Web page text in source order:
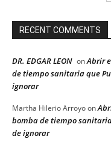
RECENT COMMENTS
DR. EDGAR LEON onAbrir
de tiempo sanitaria que
ignorar
Martha Hilerio Arroyoon
bomba de tiempo
de ignorar